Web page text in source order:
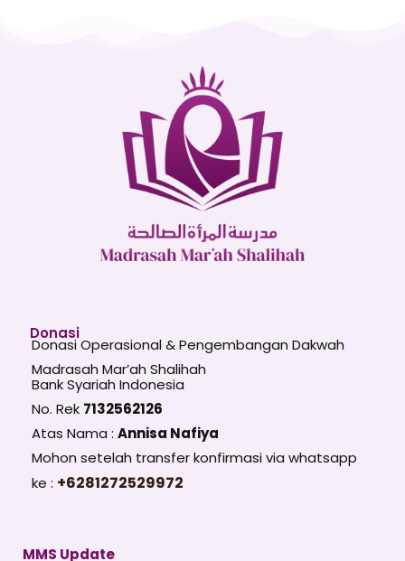
Donasi
Donasi Operasional & Pengembangan Dakwah
Madrasah Mar’ah Shalihah
Bank Syariah Indonesia
No. Rek 7132562126
Atas Nama : Annisa Nafiya
Mohon setelah transfer konfirmasi via whatsapp
ke : +6281272529972
MMS Update